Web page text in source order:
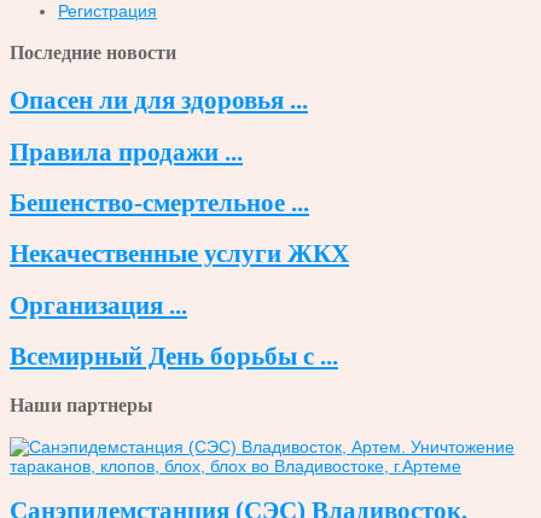
Регистрация
Последние новости
Опасен ли для здоровья ...
Правила продажи ...
Бешенство-смертельное ...
Некачественные услуги ЖКХ
Организация ...
Всемирный День борьбы с ...
Наши партнеры
Санэпидемстанция (СЭС) Владивосток,